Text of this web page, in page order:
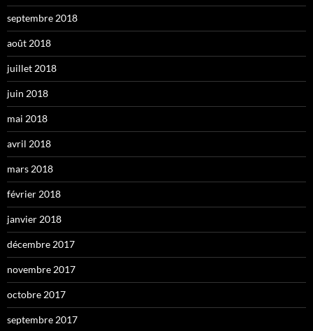
septembre 2018
août 2018
juillet 2018
juin 2018
mai 2018
avril 2018
mars 2018
février 2018
janvier 2018
décembre 2017
novembre 2017
octobre 2017
septembre 2017